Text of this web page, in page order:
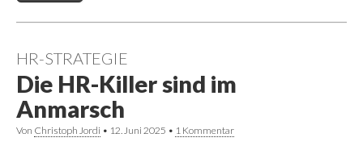
HR-STRATEGIE
Die HR-Killer sind im
Anmarsch
Von Christoph Jordi • 12. Juni 2025 • 1 Kommentar